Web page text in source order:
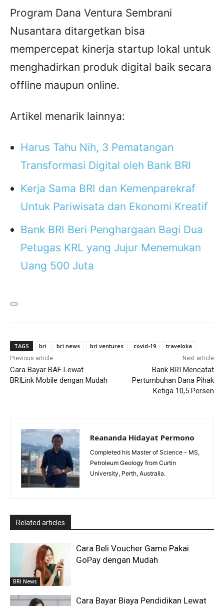
Program Dana Ventura Sembrani
Nusantara ditargetkan bisa
mempercepat kinerja startup lokal untuk
menghadirkan produk digital baik secara
offline maupun online.
Artikel menarik lainnya:
Harus Tahu Nih, 3 Pematangan
Transformasi Digital oleh Bank BRI
Kerja Sama BRI dan Kemenparekraf
Untuk Pariwisata dan Ekonomi Kreatif
Bank BRI Beri Penghargaan Bagi Dua
Petugas KRL yang Jujur Menemukan
Uang 500 Juta
TAGS bri bri news bri ventures covid-19 traveloka
Previous article
Cara Bayar BAF Lewat
BRILink Mobile dengan Mudah
Next article
Bank BRI Mencatat
Pertumbuhan Dana Pihak
Ketiga 10,5 Persen
Reananda Hidayat Permono
Completed his Master of Science - MS,
Petroleum Geology from Curtin
University, Perth, Australia.
Related articles
BRI News
Cara Beli Voucher Game Pakai
GoPay dengan Mudah
Cara Bayar Biaya Pendidikan Lewat